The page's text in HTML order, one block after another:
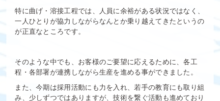
特に曲げ・溶接工程では、人員に余裕がある状況ではなく、
一人ひとりが協力しながらなんとか乗り越えてきたというの
が正直なところです。
そのような中でも、お客様のご要望に応えるために、各工
程・各部署が連携しながら生産を進める事ができました。
また、今期は採用活動にも力を入れ、若手の教育にも取り組
み、少しずつではありますが、技術を繋ぐ活動も進めており